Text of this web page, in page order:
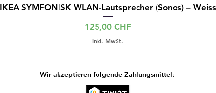
IKEA SYMFONISK WLAN-Lautsprecher (Sonos) – Weiss
Preis
125,00 CHF
inkl. MwSt.
Wir akzeptieren folgende Zahlungsmittel: